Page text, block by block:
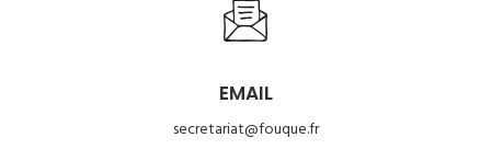
EMAIL
secretariat@fouque.fr